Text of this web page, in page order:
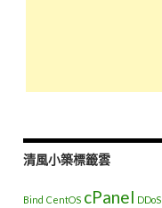
清風小築標籤雲
Bind CentOS cPanel DDoS